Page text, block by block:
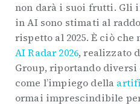
non darà i suoi frutti. Gli
in AI sono stimati al
rispetto al 2025. È ciò
AI Radar 2026, realizzato
Group, riportando
come l’impiego della
ormai imprescindibile